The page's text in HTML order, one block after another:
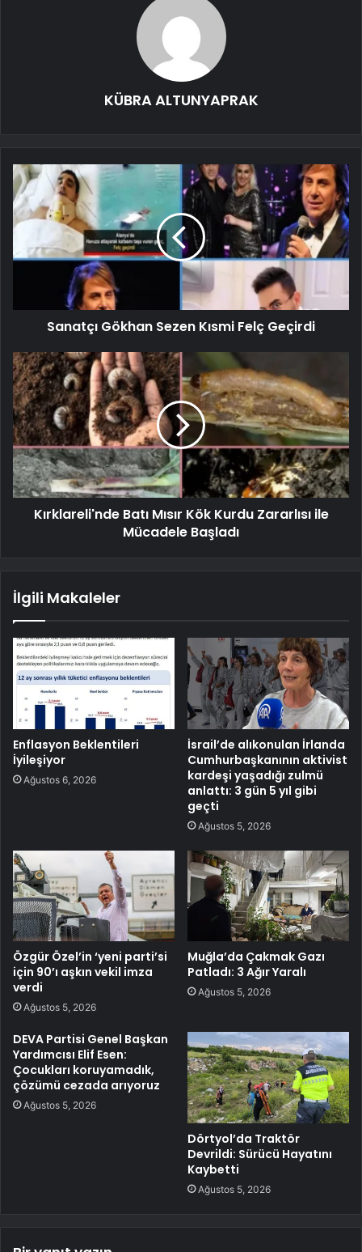
KÜBRA ALTUNYAPRAK
Sanatçı Gökhan Sezen Kısmi Felç Geçirdi
Kırklareli'nde Batı Mısır Kök Kurdu Zararlısı ile
Mücadele Başladı
İlgili Makaleler
Enflasyon Beklentileri
İyileşiyor
Ağustos 6, 2026
İsrail’de alıkonulan İrlanda
Cumhurbaşkanının aktivist
kardeşi yaşadığı zulmü
anlattı: 3 gün 5 yıl gibi
geçti
Ağustos 5, 2026
Özgür Özel’in ‘yeni parti’si
için 90’ı aşkın vekil imza
verdi
Ağustos 5, 2026
Muğla’da Çakmak Gazı
Patladı: 3 Ağır Yaralı
Ağustos 5, 2026
DEVA Partisi Genel Başkan
Yardımcısı Elif Esen:
Çocukları koruyamadık,
çözümü cezada arıyoruz
Ağustos 5, 2026
Dörtyol’da Traktör
Devrildi: Sürücü Hayatını
Kaybetti
Ağustos 5, 2026